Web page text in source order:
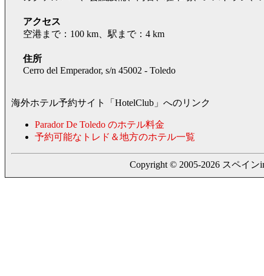
アクセス
空港まで：100 km、駅まで：4 km
住所
Cerro del Emperador, s/n 45002 - Toledo
海外ホテル予約サイト「HotelClub」へのリンク
Parador De Toledo のホテル料金
予約可能なトレド＆地方のホテル一覧
Copyright © 2005-2026 スペイン